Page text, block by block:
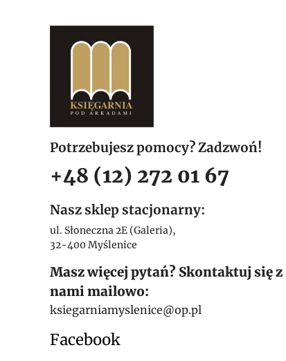
Potrzebujesz pomocy? Zadzwoń!
+48 (12) 272 01 67
Nasz sklep stacjonarny:
ul. Słoneczna 2E (Galeria),
32-400 Myślenice
Masz więcej pytań? Skontaktuj się z
nami mailowo:
ksiegarniamyslenice@op.pl
Facebook